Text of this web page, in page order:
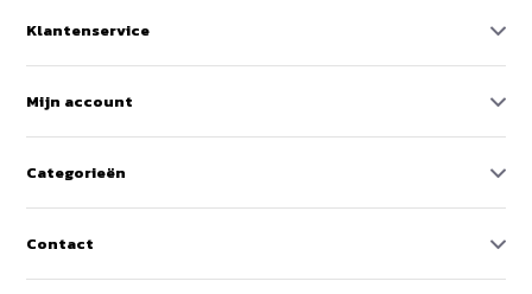
Klantenservice
Mijn account
Categorieën
Contact